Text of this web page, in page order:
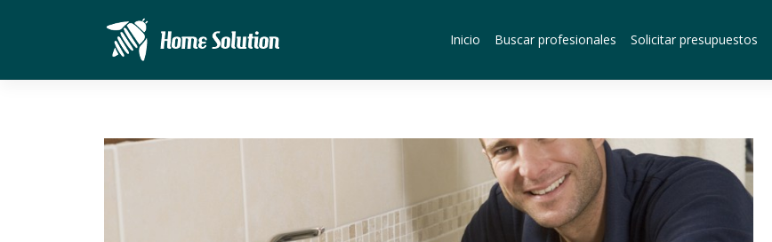
Inicio Buscar profesionales Solicitar presupuestos